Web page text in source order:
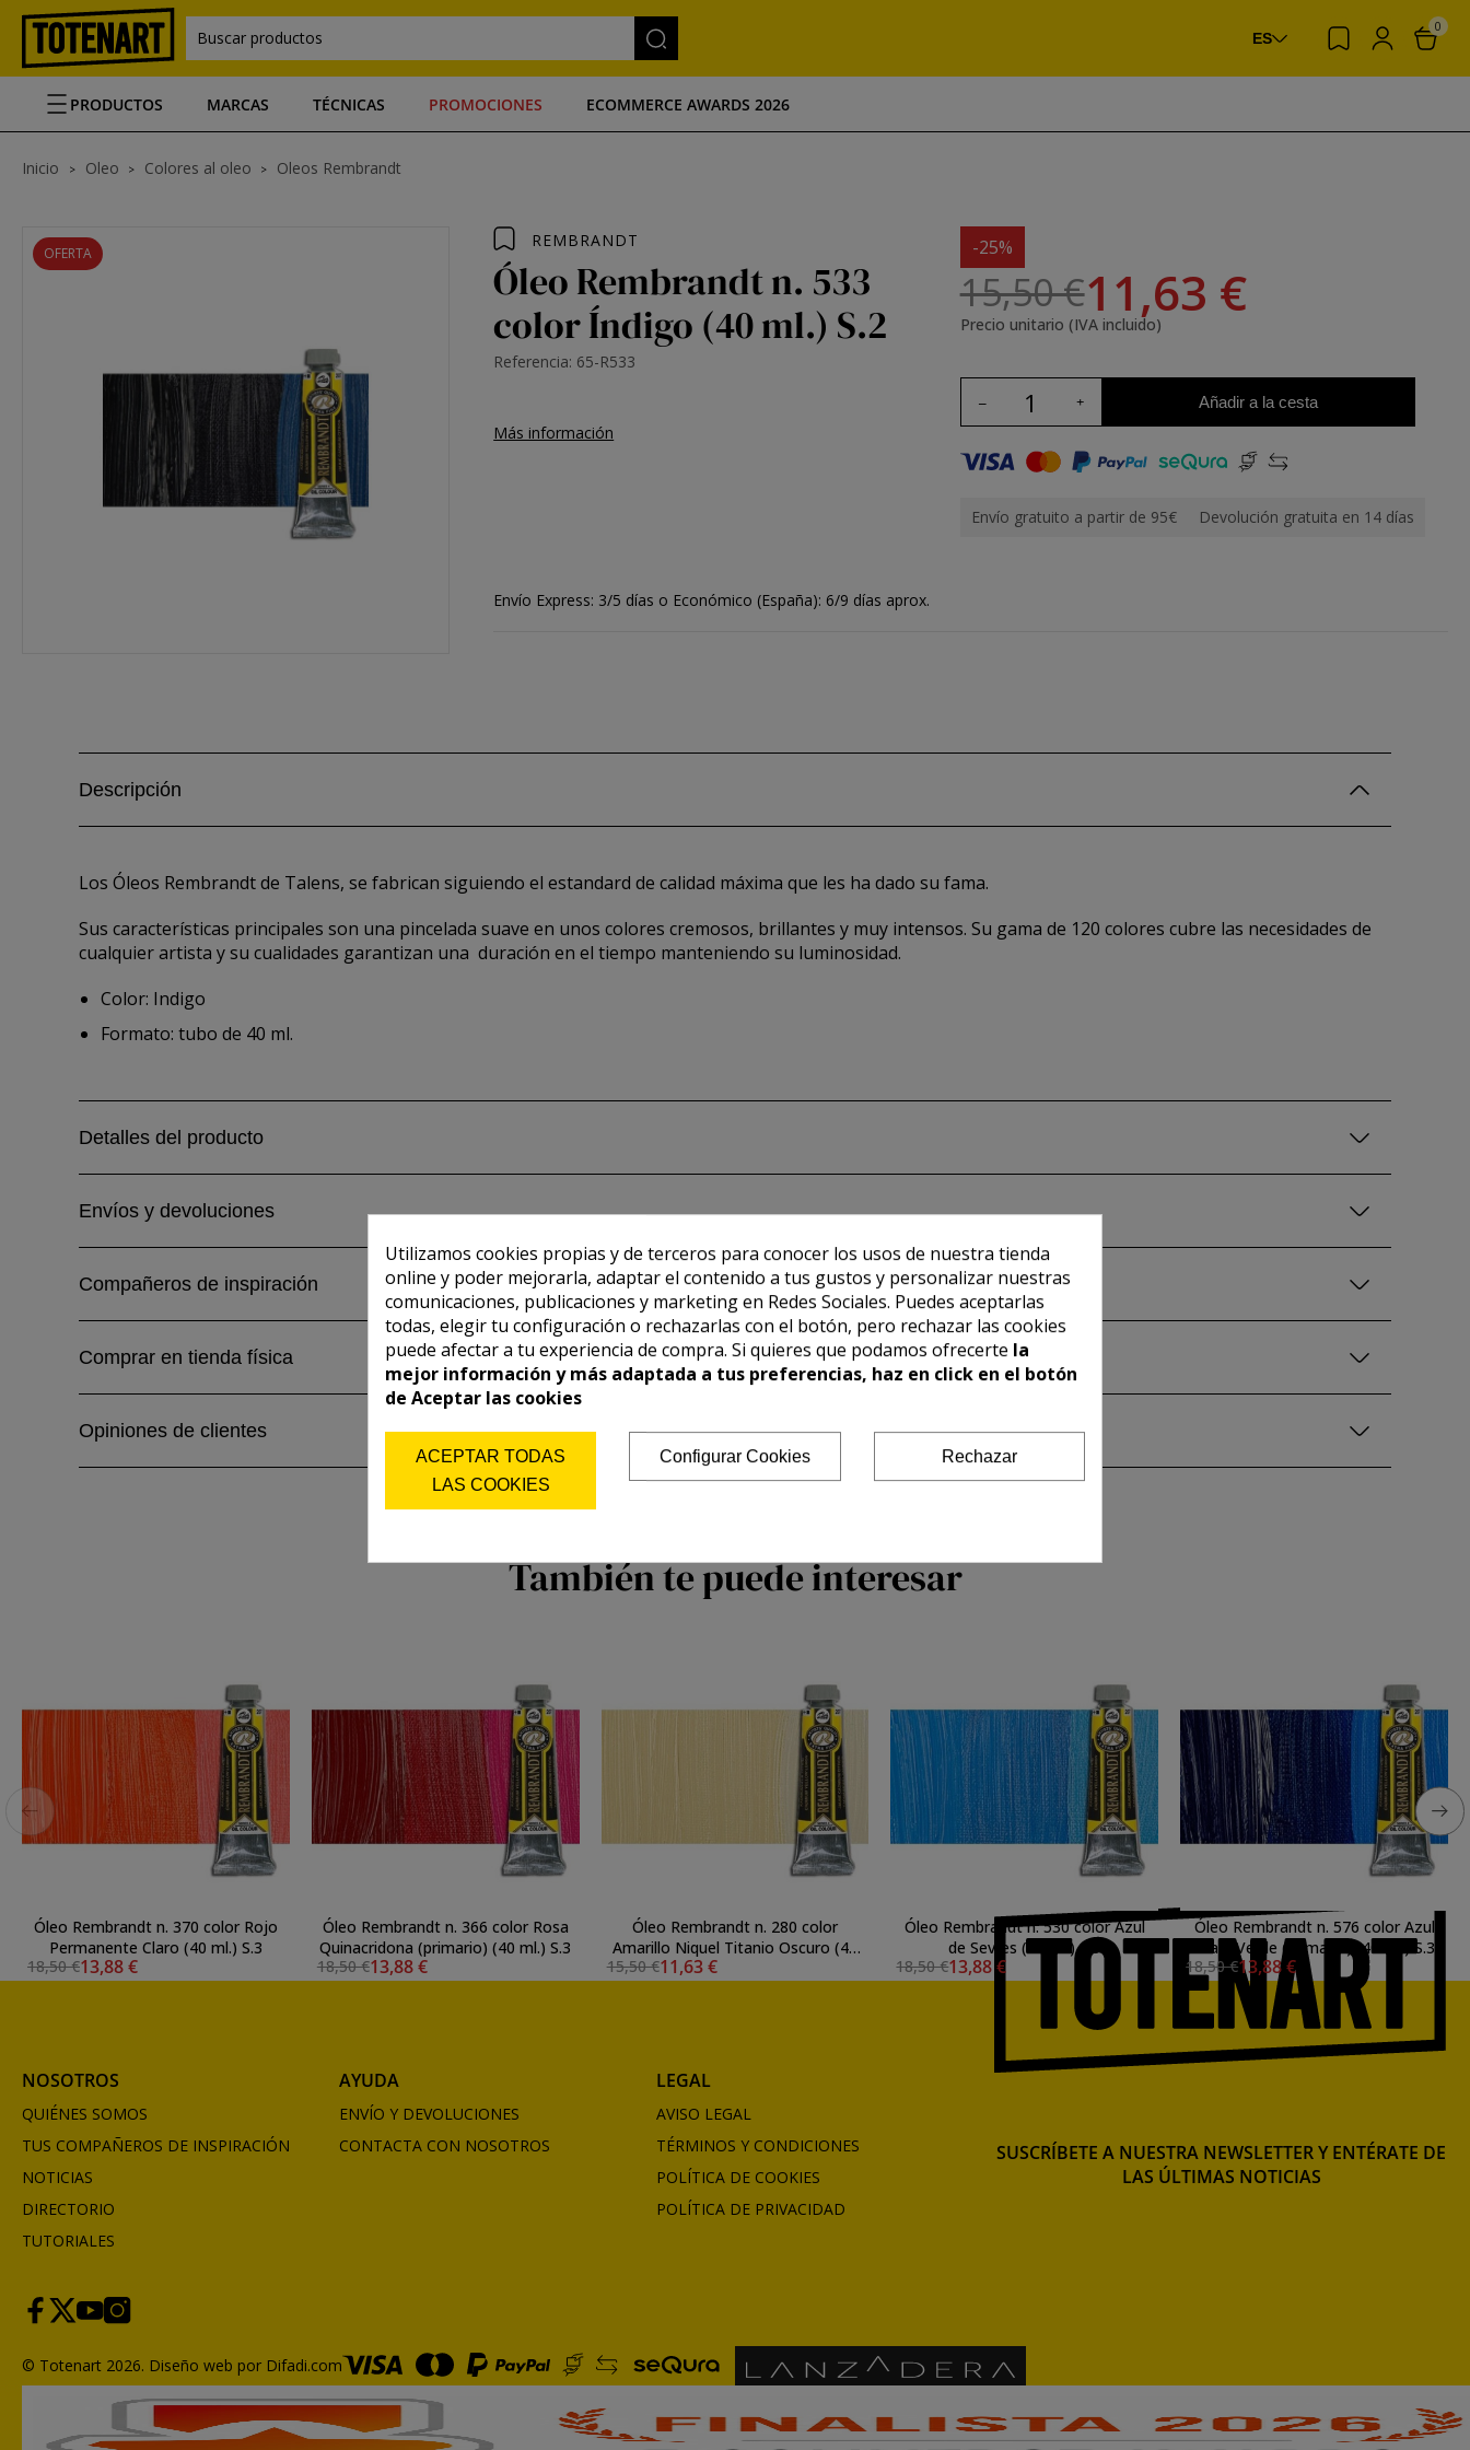
Buscar productos ES
0
PRODUCTOS MARCAS TÉCNICAS PROMOCIONES ECOMMERCE AWARDS 2026
Inicio Oleo Colores al oleo Oleos Rembrandt
OFERTA
REMBRANDT
Óleo Rembrandt n. 533
color Índigo (40 ml.) S.2
Referencia: 65-R533
Más información
-25%
15,50 €11,63 €
Precio unitario (IVA incluido)
Añadir a la cesta
Envío gratuito a partir de 95€ Devolución gratuita en 14 días
Envío Express: 3/5 días o Económico (España): 6/9 días aprox.
Descripción
Los Óleos Rembrandt de Talens, se fabrican siguiendo el estandard de calidad máxima que les ha dado su fama.
Sus características principales son una pincelada suave en unos colores cremosos, brillantes y muy intensos. Su gama de 120 colores cubre las necesidades de
cualquier artista y su cualidades garantizan una duración en el tiempo manteniendo su luminosidad.
Color: Indigo
Formato: tubo de 40 ml.
Detalles del producto
Envíos y devoluciones
Compañeros de inspiración
Comprar en tienda física
Opiniones de clientes
También te puede interesar
Óleo Rembrandt n. 370 color Rojo
Permanente Claro (40 ml.) S.3
18,50 €13,88 €
Óleo Rembrandt n. 366 color Rosa
Quinacridona (primario) (40 ml.) S.3
18,50 €13,88 €
Óleo Rembrandt n. 280 color
Amarillo Niquel Titanio Oscuro (40
ml.) S.2
15,50 €11,63 €
Óleo Rembrandt n. 530 color Azul
de Sevres (40 ml.) S.3
18,50 €13,88 €
Óleo Rembrandt n. 576 color Azul
Ftalo Verde (primario) (40 ml.) S.3
18,50 €13,88 €
NOSOTROS
QUIÉNES SOMOS
TUS COMPAÑEROS DE INSPIRACIÓN
NOTICIAS
DIRECTORIO
TUTORIALES
AYUDA
ENVÍO Y DEVOLUCIONES
CONTACTA CON NOSOTROS
LEGAL
AVISO LEGAL
TÉRMINOS Y CONDICIONES
POLÍTICA DE COOKIES
POLÍTICA DE PRIVACIDAD
SUSCRÍBETE A NUESTRA NEWSLETTER Y ENTÉRATE DE
LAS ÚLTIMAS NOTICIAS
© Totenart 2026. Diseño web por Difadi.com
Utilizamos cookies propias y de terceros para conocer los usos de nuestra tienda
online y poder mejorarla, adaptar el contenido a tus gustos y personalizar nuestras
comunicaciones, publicaciones y marketing en Redes Sociales. Puedes aceptarlas
todas, elegir tu configuración o rechazarlas con el botón, pero rechazar las cookies
puede afectar a tu experiencia de compra. Si quieres que podamos ofrecerte la
mejor información y más adaptada a tus preferencias, haz en click en el botón
de Aceptar las cookies
ACEPTAR TODAS
LAS COOKIES
Configurar Cookies Rechazar